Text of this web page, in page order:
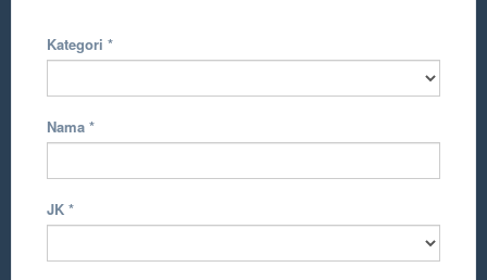
Kategori *
Nama *
JK *